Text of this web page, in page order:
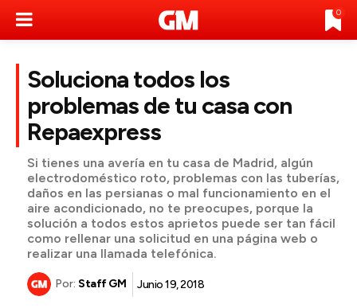
0
Soluciona todos los
problemas de tu casa con
Repaexpress
Si tienes una avería en tu casa de Madrid, algún
electrodoméstico roto, problemas con las tuberías,
daños en las persianas o mal funcionamiento en el
aire acondicionado, no te preocupes, porque la
solución a todos estos aprietos puede ser tan fácil
como rellenar una solicitud en una página web o
realizar una llamada telefónica.
Por: Staff GM Junio 19, 2018